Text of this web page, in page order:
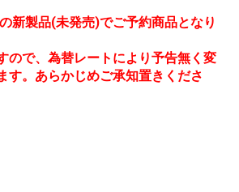
新製品(未発売)でご予約商品となり
ので、為替レートにより予告無く変
す。あらかじめご承知置きくださ